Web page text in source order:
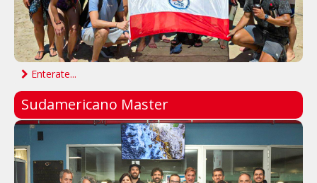
Enterate...
Sudamericano Master